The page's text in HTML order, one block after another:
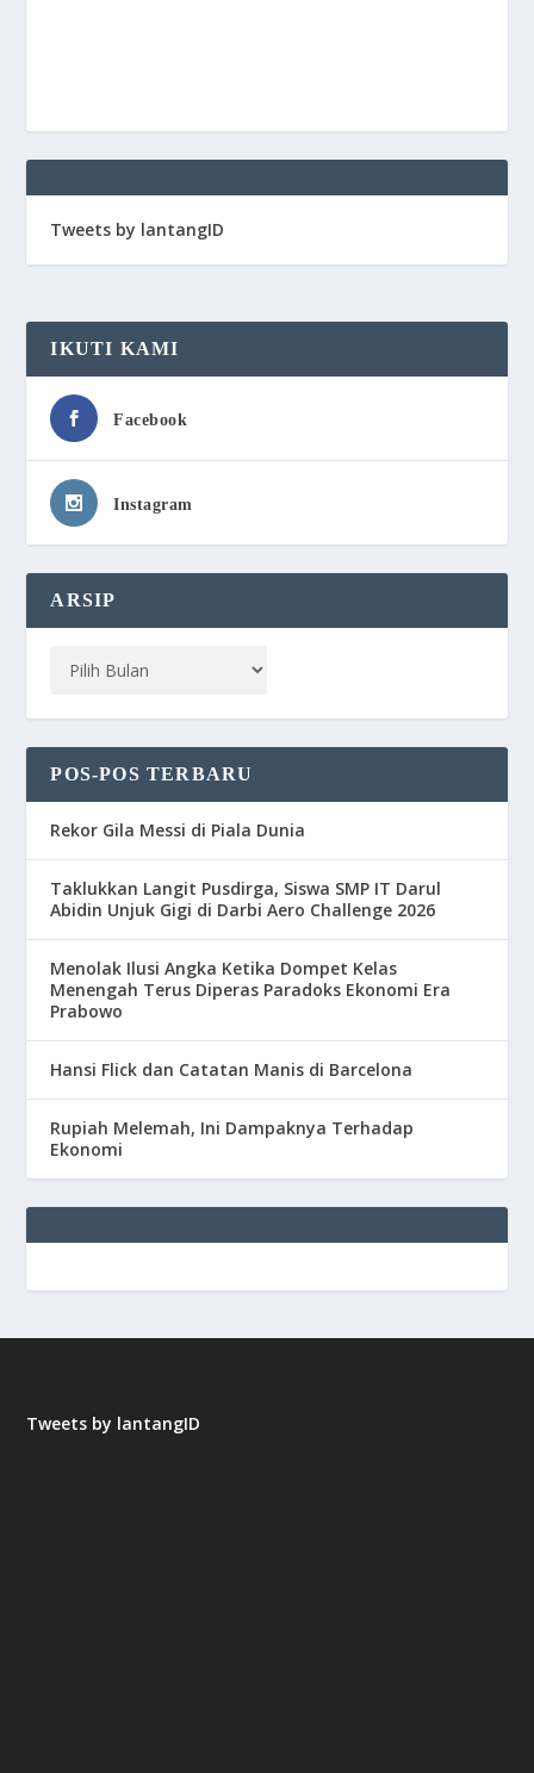
Tweets by lantangID
IKUTI KAMI
Facebook
Instagram
ARSIP
POS-POS TERBARU
Rekor Gila Messi di Piala Dunia
Taklukkan Langit Pusdirga, Siswa SMP IT Darul
Abidin Unjuk Gigi di Darbi Aero Challenge 2026
Menolak Ilusi Angka Ketika Dompet Kelas
Menengah Terus Diperas Paradoks Ekonomi Era
Prabowo
Hansi Flick dan Catatan Manis di Barcelona
Rupiah Melemah, Ini Dampaknya Terhadap
Ekonomi
Tweets by lantangID